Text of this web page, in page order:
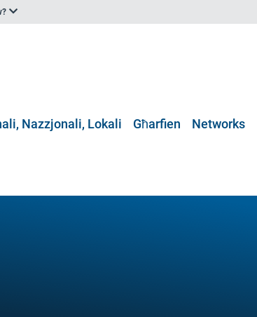
Nazzjonali, Lokali Għarfien Networks